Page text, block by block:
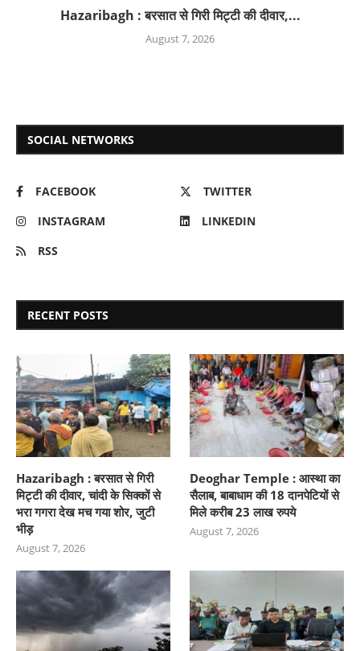
Hazaribagh : बरसात से गिरी मिट्टी की दीवार,...
August 7, 2026
SOCIAL NETWORKS
FACEBOOK
TWITTER
INSTAGRAM
LINKEDIN
RSS
RECENT POSTS
Hazaribagh : बरसात से गिरी
मिट्टी की दीवार, चांदी के सिक्कों से
भरा गगरा देख मच गया शोर, जुटी
भीड़
August 7, 2026
Deoghar Temple : आस्था का
सैलाब, बाबाधाम की 18 दानपेटियों से
मिले करीब 23 लाख रुपये
August 7, 2026